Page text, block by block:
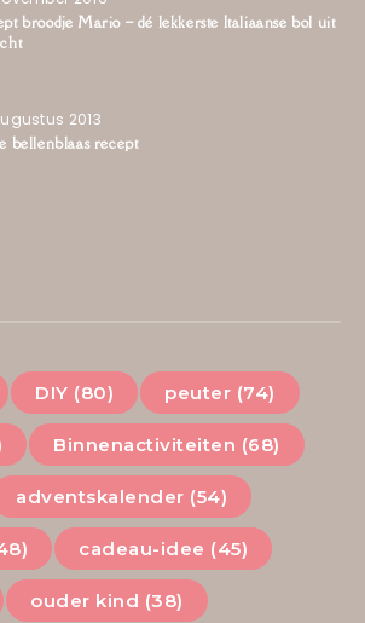
broodje Mario – dé lekkerste Italiaanse bol uit
2013
bellenblaas recept
DIY (80) peuter (74)
Binnenactiviteiten (68)
adventskalender (54)
cadeau-idee (45)
ouder kind (38)